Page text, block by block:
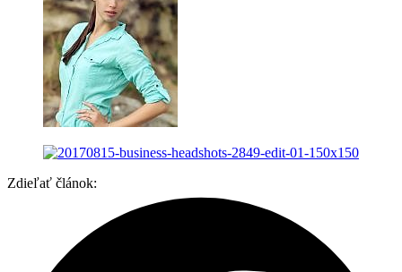
Zdieľať článok: